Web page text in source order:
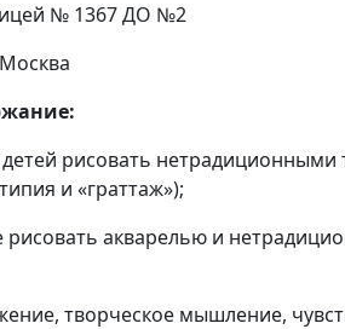
№ 1367 ДО №2
рисовать нетрадиционными
и «граттаж»);
рисовать акварелью и
творческое мышление,